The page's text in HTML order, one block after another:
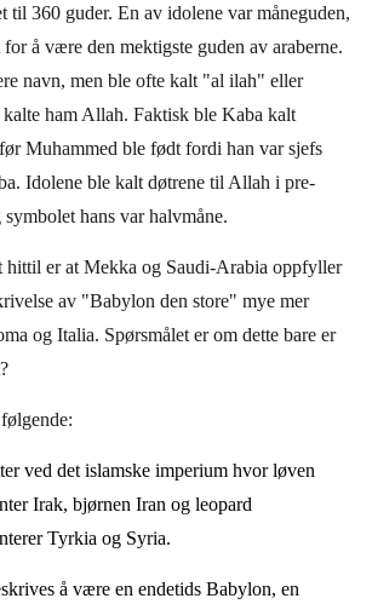
til 360 guder. En av idolene var måneguden,
for å være den mektigste guden av araberne.
navn, men ble ofte kalt "al ilah" eller
ham Allah. Faktisk ble Kaba kalt
Muhammed ble født fordi han var sjefs
Idolene ble kalt døtrene til Allah i pre-
hans var halvmåne.
hittil er at Mekka og Saudi-Arabia oppfyller
av "Babylon den store" mye mer
og Italia. Spørsmålet er om dette bare er
ved det islamske imperium hvor løven
Irak, bjørnen Iran og leopard
Tyrkia og Syria.
å være en endetids Babylon, en